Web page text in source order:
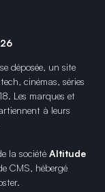
déposée, un site
cinémas, séries
Les marques et
à leurs
la société Altitude
CMS, hébergé
.